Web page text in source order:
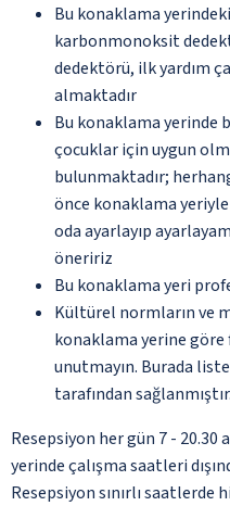
Bu konaklama
karbonmonoksit
dedektörü, ilk yardım
almaktadır
Bu konaklama yerinde
çocuklar için uygun
bulunmaktadır;
önce konaklama
oda ayarlayıp
öneririz
Bu konaklama yeri
Kültürel normların ve
konaklama yerine
unutmayın. Burada
tarafından sağlanmıştır.
Resepsiyon her gün 7 - 20.30
yerinde çalışma saatleri
Resepsiyon sınırlı saatlerde